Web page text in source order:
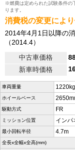
※燃費は定められた試験条件の
ります。
消費税の変更によ
2014年4月1日以降の
（2014.4）
中古車価格
新車時価格
車両重量 1220kg
ホイールベース
駆動方式 FR
ミッション位置 インパ
最小回転半径 4.7m
全長x全幅x全高(mm)